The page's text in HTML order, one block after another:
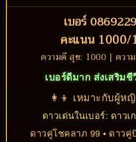
เบอร์
คะแนน 1000/
ความดี สุข: 1000 | ควา
เบอร์ดีมาก ส่งเสริม
👩‍👦 เหมาะกับผู้ห
ดาวเด่นในเบอร์: ดาวเ
ดาวคู่โชคลาภ 99 • ดาว